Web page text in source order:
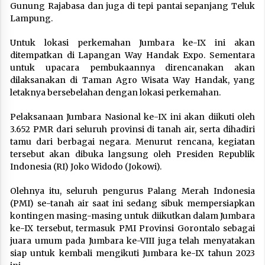
Gunung Rajabasa dan juga di tepi pantai sepanjang Teluk
Lampung.
Untuk lokasi perkemahan Jumbara ke-IX ini akan
ditempatkan di Lapangan Way Handak Expo. Sementara
untuk upacara pembukaannya direncanakan akan
dilaksanakan di Taman Agro Wisata Way Handak, yang
letaknya bersebelahan dengan lokasi perkemahan.
Pelaksanaan Jumbara Nasional ke-IX ini akan diikuti oleh
3.652 PMR dari seluruh provinsi di tanah air, serta dihadiri
tamu dari berbagai negara. Menurut rencana, kegiatan
tersebut akan dibuka langsung oleh Presiden Republik
Indonesia (RI) Joko Widodo (Jokowi).
Olehnya itu, seluruh pengurus Palang Merah Indonesia
(PMI) se-tanah air saat ini sedang sibuk mempersiapkan
kontingen masing-masing untuk diikutkan dalam Jumbara
ke-IX tersebut, termasuk PMI Provinsi Gorontalo sebagai
juara umum pada Jumbara ke-VIII juga telah menyatakan
siap untuk kembali mengikuti Jumbara ke-IX tahun 2023